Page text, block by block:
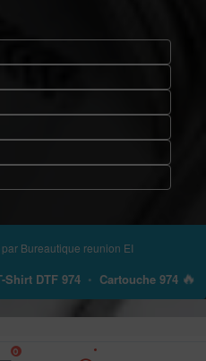
Bureautique reunion EI
Shirt DTF 974 • Cartouche 974 🔥
0